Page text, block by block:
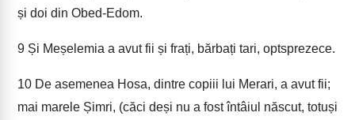
și doi din Obed-Edom.
9 Și Meșelemia a avut fii și frați, bărbați tari, optsprezece.
10 De asemenea Hosa, dintre copiii lui Merari, a avut fii;
mai marele Șimri, (căci deși nu a fost întâiul născut, totuși